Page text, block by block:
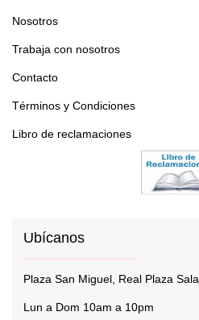
Nosotros
Trabaja con nosotros
Contacto
Términos y Condiciones
Libro de reclamaciones
Ubícanos
Plaza San Miguel, Real Plaza
Lun a Dom 10am a 10pm